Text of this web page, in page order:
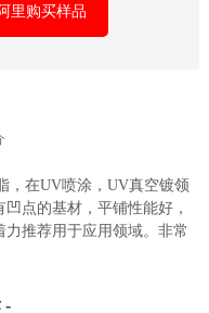
里购买样品
在UV喷涂，UV真空镀领
点的基材，平铺性能好，
推荐用于应用领域。非常
-